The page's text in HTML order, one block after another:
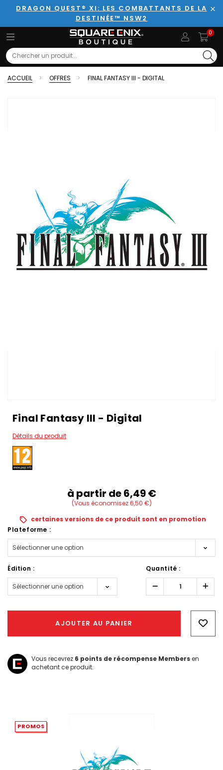
DRAGON QUEST® XI: LES COMBATTANTS DE LA
DESTINÉE™ NSW2
0
Search
ACCUEIL OFFRES FINAL FANTASY III - DIGITAL
Final Fantasy III - Digital
Détails du produit
à partir de6,49‎ ‎€
(Vous économisez 6,50‎ ‎€)
certaines versions de ce produit sont en promotion
Plateforme :
Édition : Quantité :
Réduire
quantité :
la
AJOUTER AU PANIER
Vous recevrez 6 points de récompense Membersen
achetant ce produit.
PROMOS